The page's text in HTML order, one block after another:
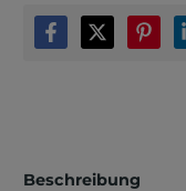
Beschreibung